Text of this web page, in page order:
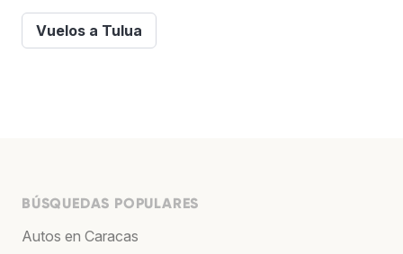
Vuelos a Tulua
BÚSQUEDAS POPULARES
Autos en Caracas